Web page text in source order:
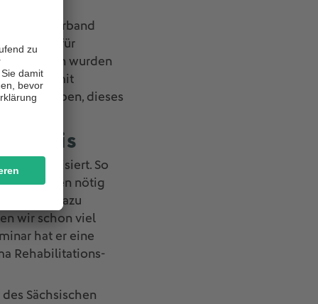
Verband
für
wurden
mit
uns erlauben, dieses
Praxis
organisiert. So
nötig
Vereine dazu
wir schon viel
hat er eine
Rehabilitations-
Sächsischen